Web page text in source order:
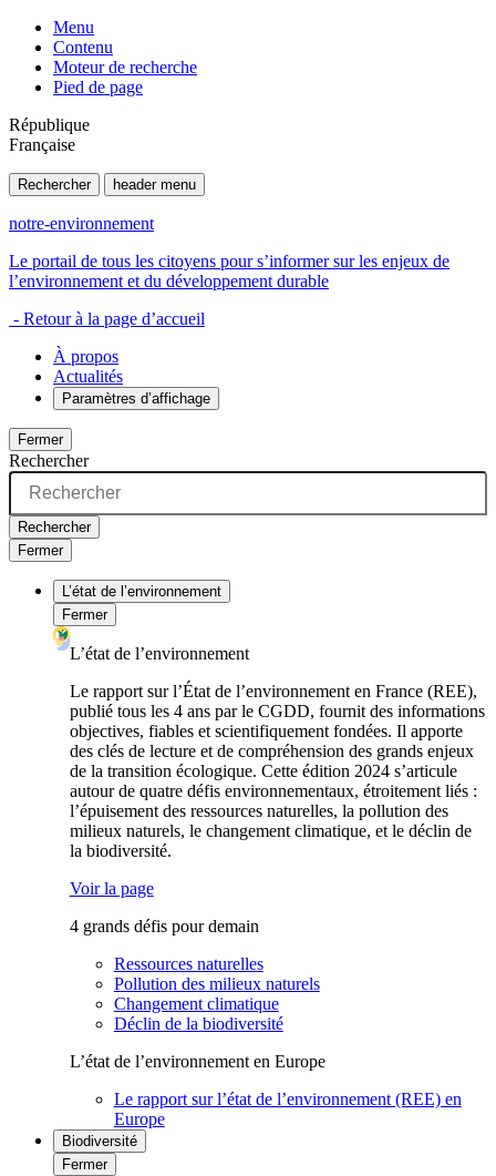
Menu
Contenu
Moteur de recherche
Pied de page
République
Française
Rechercher header menu
notre-environnement
Le portail de tous les citoyens pour s’informer sur les enjeux de
l’environnement et du développement durable
- Retour à la page d’accueil
À propos
Actualités
Paramètres d’affichage
Fermer
Rechercher
Rechercher
Fermer
L’état de l’environnement
Fermer
L’état de l’environnement
Le rapport sur l’État de l’environnement en France (REE),
publié tous les 4 ans par le CGDD, fournit des informations
objectives, fiables et scientifiquement fondées. Il apporte
des clés de lecture et de compréhension des grands enjeux
de la transition écologique. Cette édition 2024 s’articule
autour de quatre défis environnementaux, étroitement liés :
l’épuisement des ressources naturelles, la pollution des
milieux naturels, le changement climatique, et le déclin de
la biodiversité.
Voir la page
4 grands défis pour demain
Ressources naturelles
Pollution des milieux naturels
Changement climatique
Déclin de la biodiversité
L’état de l’environnement en Europe
Le rapport sur l’état de l’environnement (REE) en
Europe
Biodiversité
Fermer